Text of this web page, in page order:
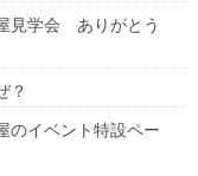
見学会 ありがとう
？
イベント特設ペー